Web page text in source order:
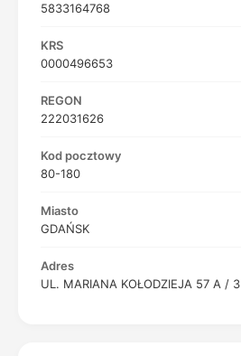
5833164768
KRS
0000496653
REGON
222031626
Kod pocztowy
80-180
Miasto
GDAŃSK
Adres
UL. MARIANA KOŁODZIEJA 57 A / 3